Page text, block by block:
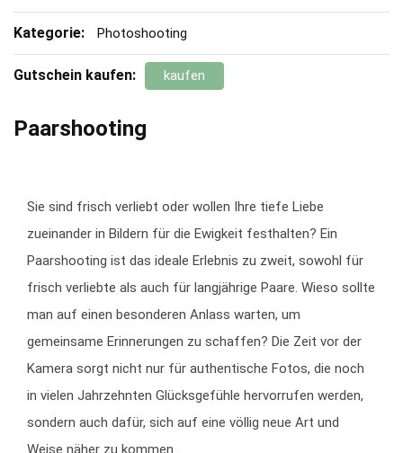
Kategorie: Photoshooting
Gutschein kaufen: kaufen
Paarshooting
Sie sind frisch verliebt oder wollen Ihre tiefe Liebe
zueinander in Bildern für die Ewigkeit festhalten? Ein
Paarshooting ist das ideale Erlebnis zu zweit, sowohl für
frisch verliebte als auch für langjährige Paare. Wieso sollte
man auf einen besonderen Anlass warten, um
gemeinsame Erinnerungen zu schaffen? Die Zeit vor der
Kamera sorgt nicht nur für authentische Fotos, die noch
in vielen Jahrzehnten Glücksgefühle hervorrufen werden,
sondern auch dafür, sich auf eine völlig neue Art und
Weise näher zu kommen.